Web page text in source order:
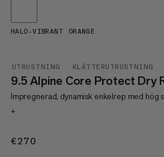
UTRUSTNING KLÄTTERUTRUSTNING
9.5 Alpine Core Protect Dry
Impregnerad, dynamisk enkelrep med hög
+
€270
HALO-VIBRANT ORANGE